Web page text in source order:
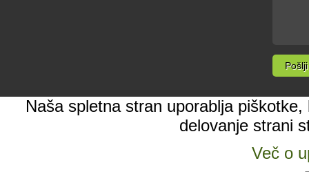
Naša spletna stran uporablja
delovanje strani
Več o